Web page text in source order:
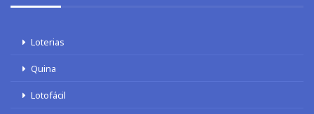
Loterias
Quina
Lotofácil